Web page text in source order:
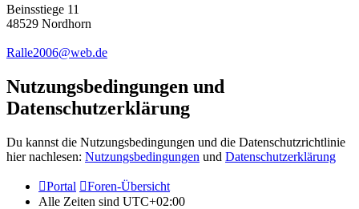
Beinsstiege 11
48529 Nordhorn
Ralle2006@web.de
Nutzungsbedingungen und
Datenschutzerklärung
Du kannst die Nutzungsbedingungen und die Datenschutzrichtlinie
hier nachlesen: Nutzungsbedingungen und Datenschutzerklärung
Portal
Foren-Übersicht
Alle Zeiten sind UTC+02:00